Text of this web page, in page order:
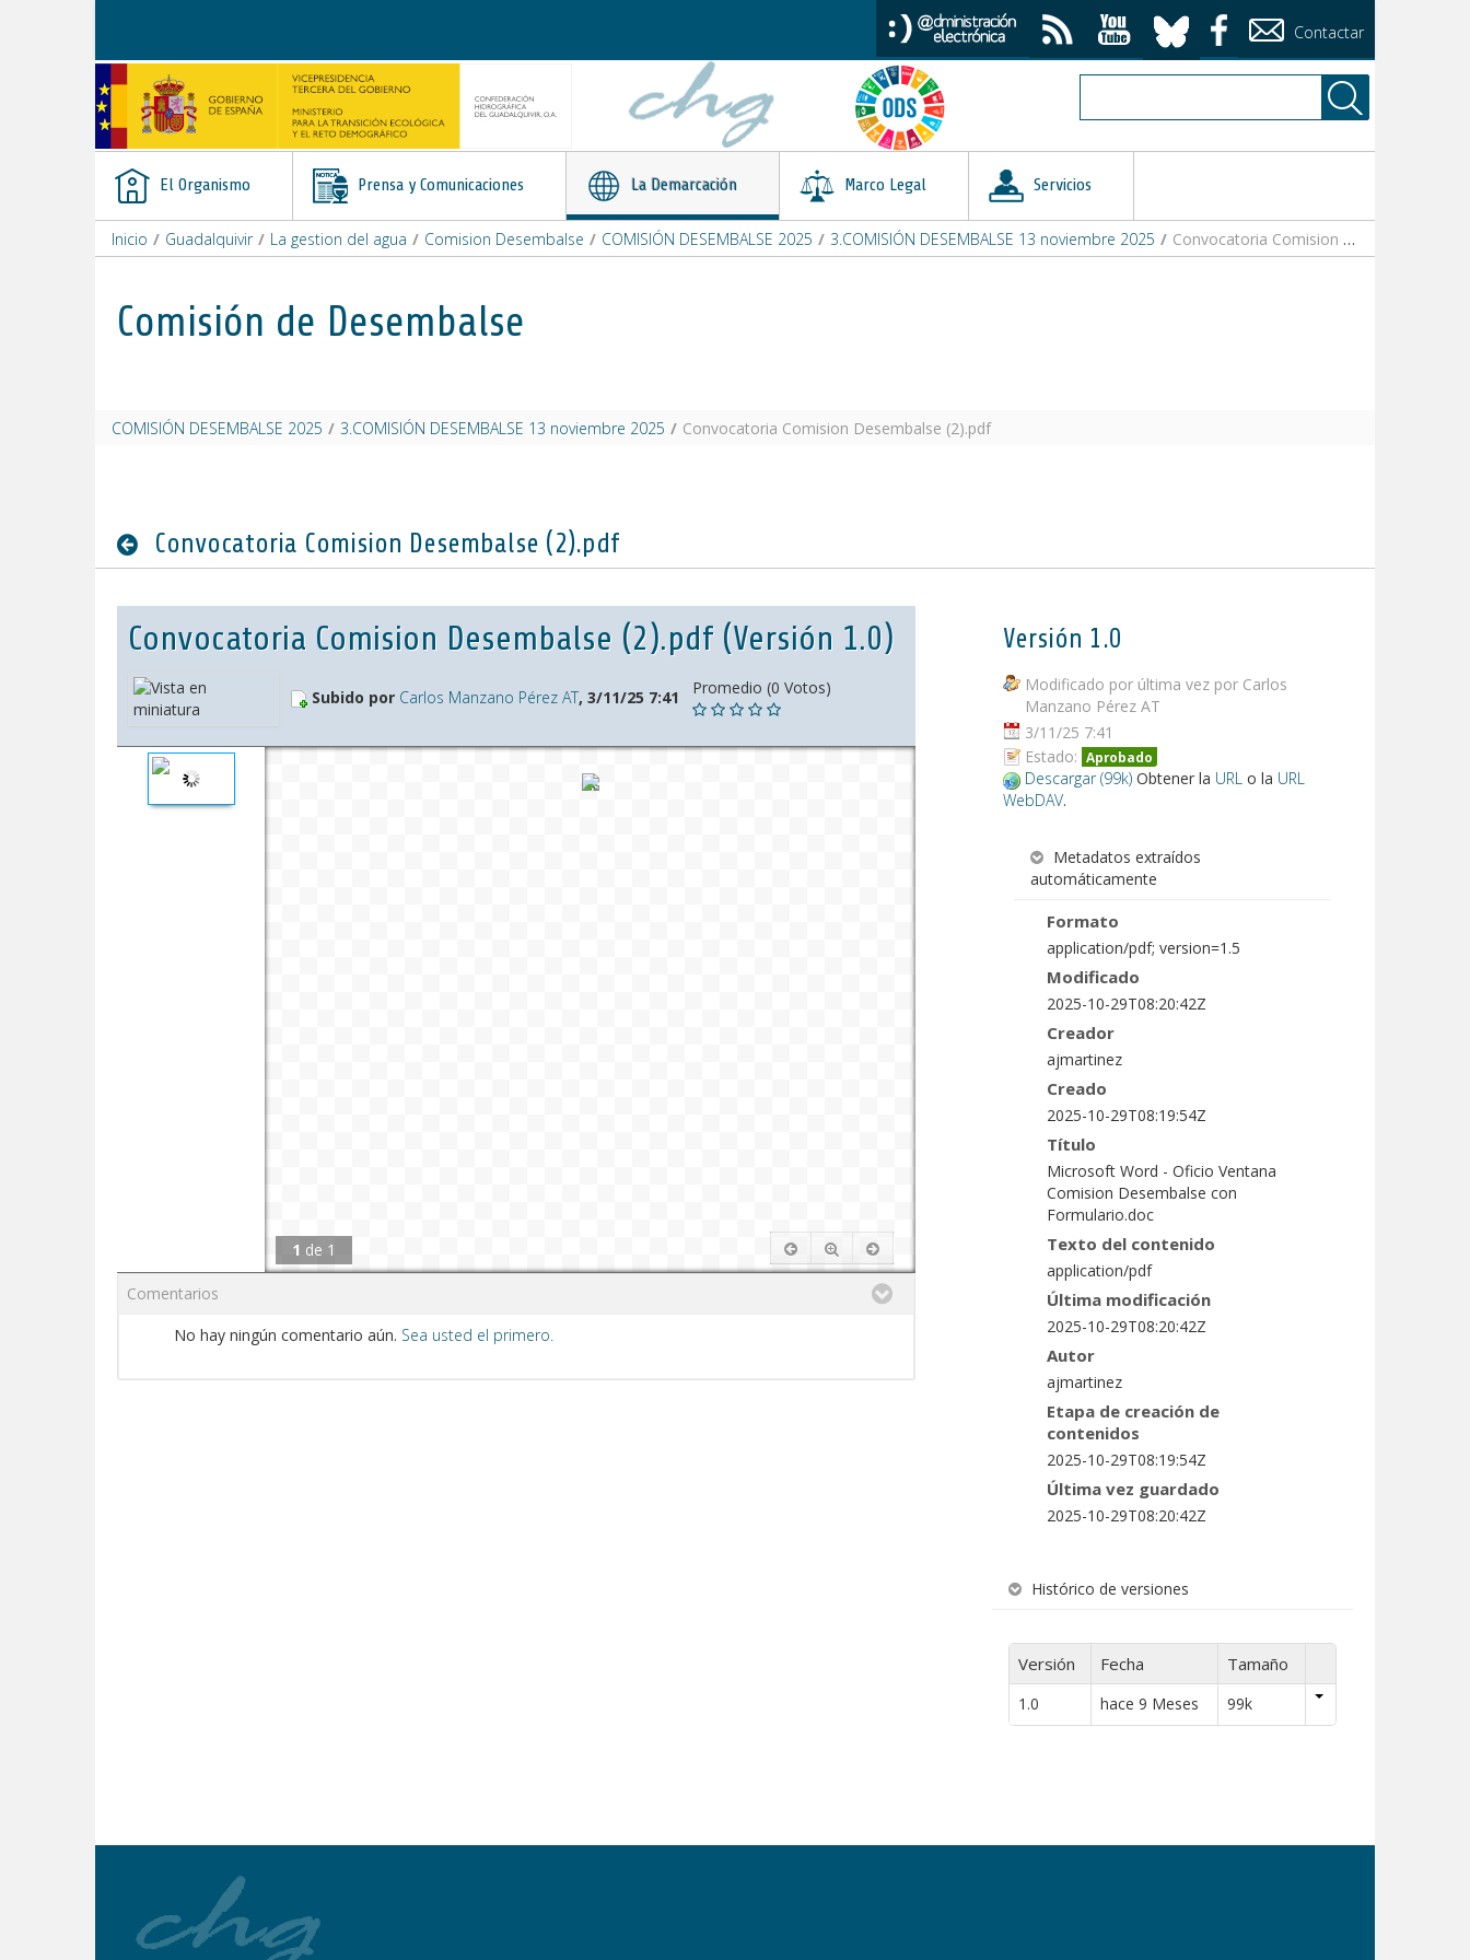
Contactar
El Organismo Prensa y Comunicaciones La Demarcación Marco Legal Servicios
Inicio / Guadalquivir / La gestion del agua / Comision Desembalse / COMISIÓN DESEMBALSE 2025 / 3.COMISIÓN DESEMBALSE 13 noviembre 2025 / Convocatoria Comision Desembalse (2).pdf
Comisión de Desembalse
COMISIÓN DESEMBALSE 2025 / 3.COMISIÓN DESEMBALSE 13 noviembre 2025 / Convocatoria Comision Desembalse (2).pdf
Convocatoria Comision Desembalse (2).pdf
Convocatoria Comision Desembalse (2).pdf (Versión 1.0)
Subido por Carlos Manzano Pérez AT, 3/11/25 7:41 Promedio (0 Votos)
1 de 1
Comentarios
No hay ningún comentario aún. Sea usted el primero.
Versión 1.0
Modificado por última vez por Carlos
Manzano Pérez AT
3/11/25 7:41
Estado: Aprobado
Descargar (99k) Obtener la URLo la URL
WebDAV.
Metadatos extraídos
automáticamente
Formato
application/pdf; version=1.5
Modificado
2025-10-29T08:20:42Z
Creador
ajmartinez
Creado
2025-10-29T08:19:54Z
Título
Microsoft Word - Oficio Ventana
Comision Desembalse con
Formulario.doc
Texto del contenido
application/pdf
Última modificación
2025-10-29T08:20:42Z
Autor
ajmartinez
Etapa de creación de
contenidos
2025-10-29T08:19:54Z
Última vez guardado
2025-10-29T08:20:42Z
Histórico de versiones
Versión Fecha Tamaño
1.0 hace 9 Meses 99k